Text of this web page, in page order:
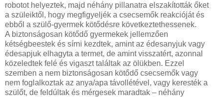
robotot helyeztek, majd néhány pillanatra elszakították őket
a szüleiktől, hogy megfigyeljék a csecsemők reakcióját és
ebből a szülő-gyermek kötődésre következtethessenek.
A biztonságosan kötődő gyermekek jellemzően
kétségbeestek és sírni kezdtek, amint az édesanyjuk vagy
édesapjuk elhagyta a termet, de amint visszatért, azonnal
közeledtek felé és vigaszt találtak az ölükben. Ezzel
szemben a nem biztonságosan kötődő csecsemők vagy
nem foglalkoztak az anya/apa távollétével, vagy keresték a
szülőt, de feldúltak és mérgesek maradtak – néhány